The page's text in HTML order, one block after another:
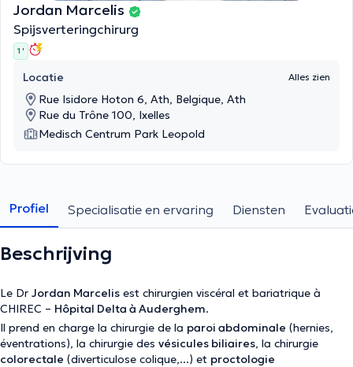
Jordan Marcelis
Spijsverteringchirurg
1 '
Locatie Alles zien
Rue Isidore Hoton 6, Ath, Belgique, Ath
Rue du Trône 100, Ixelles
Medisch Centrum Park Leopold
Profiel Specialisatie en ervaring Diensten
Beschrijving
Le Dr Jordan Marcelis est chirurgien viscéral et bariatrique à
CHIREC – Hôpital Delta à Auderghem.
Il prend en charge la chirurgie de la paroi abdominale (hernies,
éventrations), la chirurgie des vésicules biliaires, la chirurgie
colorectale (diverticulose colique,...) et proctologie